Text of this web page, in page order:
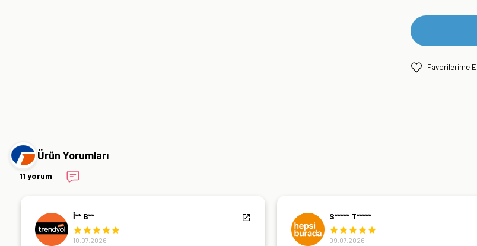
Ürün Yorumları
11 yorum
İ** B**
10.07.2026
S***** T*****
09.07.2026